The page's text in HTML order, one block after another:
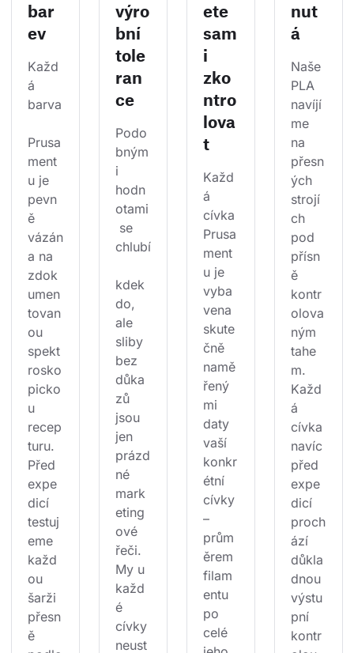
bar
ev
Každ
á
barva
Prusa
ment
u je
pevn
ě
vázán
a na
zdok
umen
tovan
ou
spekt
rosko
picko
u
recep
turu.
Před
expe
dicí
testuj
eme
každ
ou
šarži
přesn
ě
výro
bní
tole
ran
ce
Podo
bným
i
hodn
otami
se
chlubí
kdek
do,
ale
sliby
bez
důka
zů
jsou
jen
prázd
né
mark
eting
ové
řeči.
My u
každ
é
cívky
neust
ete
sam
i
zko
ntro
lova
t
Každ
á
cívka
Prusa
ment
u je
vyba
vena
skute
čně
namě
řený
mi
daty
vaší
konkr
étní
cívky
–
prům
ěrem
filam
entu
po
celé
nut
á
Naše
PLA
navíjí
me
na
přesn
ých
strojí
ch
pod
přísn
ě
kontr
olova
ným
tahe
m.
Každ
á
cívka
navíc
před
expe
dicí
proch
ází
důkla
dnou
výstu
pní
kontr